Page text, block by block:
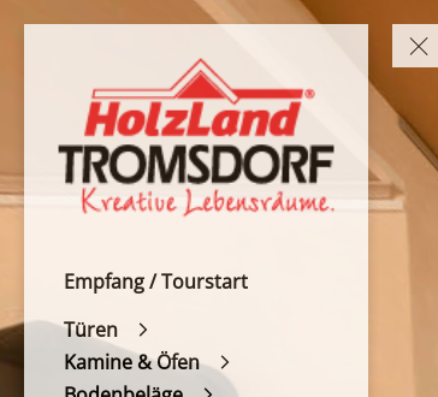
Empfang / Tourstart
Türen
Kamine & Öfen